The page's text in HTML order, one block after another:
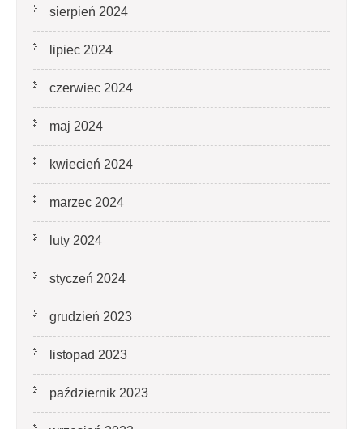
sierpień 2024
lipiec 2024
czerwiec 2024
maj 2024
kwiecień 2024
marzec 2024
luty 2024
styczeń 2024
grudzień 2023
listopad 2023
październik 2023